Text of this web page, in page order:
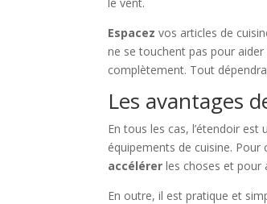
Espacez vos articles de
ne se touchent pas pour aider
complètement. Tout
Les avantages
En tous les cas, l’étendoir
équipements de cuisine. Pour
accélérer les choses et pour
En outre, il est pratique et